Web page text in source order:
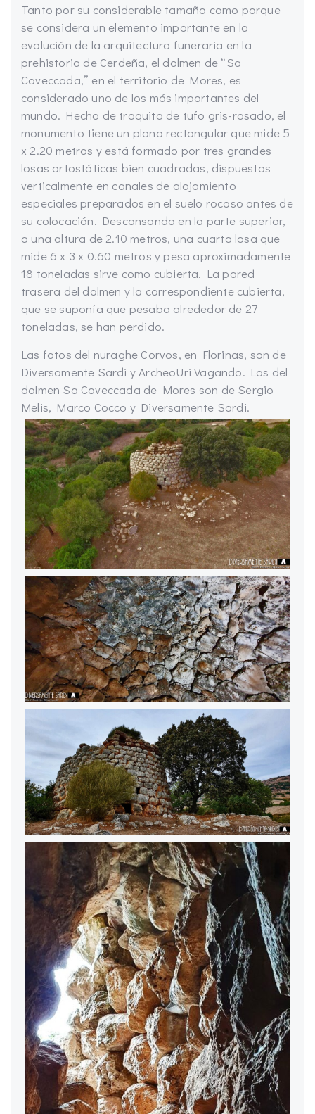
Tanto por su considerable tamaño como porque
se considera un elemento importante en la
evolución de la arquitectura funeraria en la
prehistoria de Cerdeña, el dolmen de “Sa
Coveccada,” en el territorio de Mores, es
considerado uno de los más importantes del
mundo. Hecho de traquita de tufo gris-rosado, el
monumento tiene un plano rectangular que mide 5
x 2.20 metros y está formado por tres grandes
losas ortostáticas bien cuadradas, dispuestas
verticalmente en canales de alojamiento
especiales preparados en el suelo rocoso antes de
su colocación. Descansando en la parte superior,
a una altura de 2.10 metros, una cuarta losa que
mide 6 x 3 x 0.60 metros y pesa aproximadamente
18 toneladas sirve como cubierta. La pared
trasera del dolmen y la correspondiente cubierta,
que se suponía que pesaba alrededor de 27
toneladas, se han perdido.
Las fotos del nuraghe Corvos, en Florinas, son de
Diversamente Sardi y ArcheoUri Vagando. Las del
dolmen Sa Coveccada de Mores son de Sergio
Melis, Marco Cocco y Diversamente Sardi.